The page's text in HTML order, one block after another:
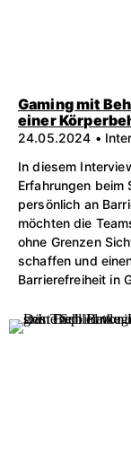
Gaming mit
einer
24.05.2024 •
In diesem
Erfahrungen beim
persönlich an
möchten die
ohne Grenzen
schaffen und
Barrierefreiheit in